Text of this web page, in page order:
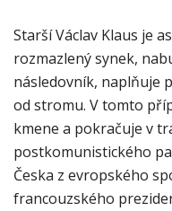
Starší Václav Klaus je
rozmazlený synek,
následovník, naplňuje
od stromu. V tomto
kmene a pokračuje v
postkomunistického
Česka z evropského
francouzského